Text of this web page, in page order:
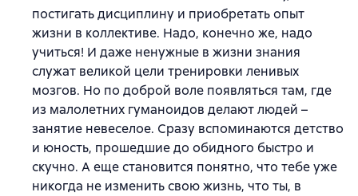
постигать дисциплину и приобретать опыт
жизни в коллективе. Надо, конечно же, надо
учиться! И даже ненужные в жизни знания
служат великой цели тренировки ленивых
мозгов. Но по доброй воле появляться там, где
из малолетних гуманоидов делают людей –
занятие невеселое. Сразу вспоминаются детство
и юность, прошедшие до обидного быстро и
скучно. А еще становится понятно, что тебе уже
никогда не изменить свою жизнь, что ты, в